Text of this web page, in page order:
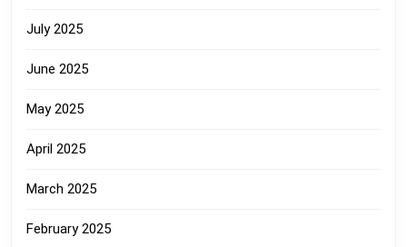
July 2025
June 2025
May 2025
April 2025
March 2025
February 2025